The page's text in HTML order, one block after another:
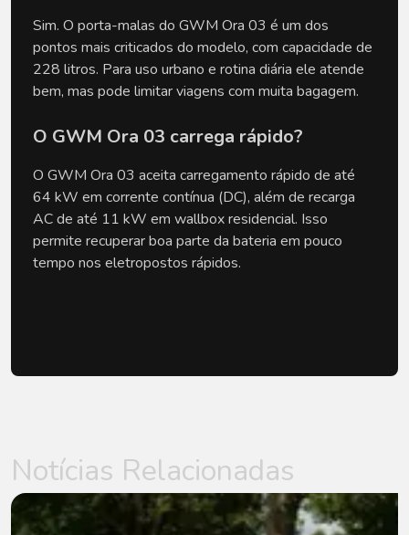
Sim. O porta-malas do GWM Ora 03 é um dos
pontos mais criticados do modelo, com capacidade de
228 litros. Para uso urbano e rotina diária ele atende
bem, mas pode limitar viagens com muita bagagem.
O GWM Ora 03 carrega rápido?
O GWM Ora 03 aceita carregamento rápido de até
64 kW em corrente contínua (DC), além de recarga
AC de até 11 kW em wallbox residencial. Isso
permite recuperar boa parte da bateria em pouco
tempo nos eletropostos rápidos.
Notícias Relacionadas